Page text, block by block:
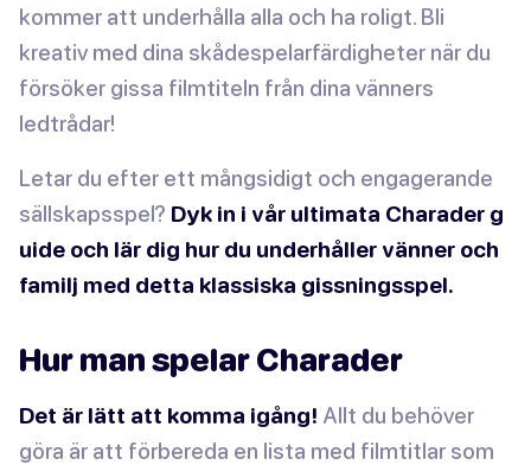
kommer att underhålla alla och ha roligt. Bli
kreativ med dina skådespelarfärdigheter när du
försöker gissa filmtiteln från dina vänners
ledtrådar!
Letar du efter ett mångsidigt och engagerande
sällskapsspel? Dyk in i vår ultimata Charader g
uide och lär dig hur du underhåller vänner och
familj med detta klassiska gissningsspel.
Hur man spelar Charader
Det är lätt att komma igång! Allt du behöver
göra är att förbereda en lista med filmtitlar som